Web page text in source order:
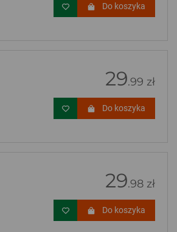
Do koszyka
29.99 zł
Do koszyka
29.98 zł
Do koszyka